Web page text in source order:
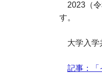
2023（令
す。
大学入学
記事：「